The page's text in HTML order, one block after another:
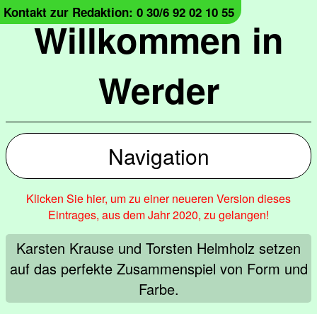
Willkommen in
Werder
Kontakt zur Redaktion: 0 30/6 92 02 10 55
Navigation
Klicken Sie hier, um zu einer neueren Version dieses
Eintrages, aus dem Jahr 2020, zu gelangen!
Karsten Krause und Torsten Helmholz setzen
auf das perfekte Zusammenspiel von Form und
Farbe.